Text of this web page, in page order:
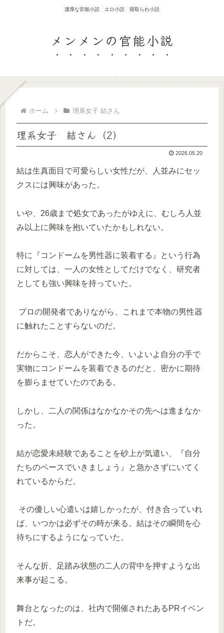
濃厚な官能小説 エロ小説 寝取られ小説
メンメンの官能小説
ホーム 理系女子 結さん
理系女子 結さん（2）
2026.05.20
結は生真面目で可愛らしい女性だが、人並みにセッ
クスには興味があった。
いや、26歳まで処女であったがゆえに、むしろ人並
み以上に興味を抱いていたかもしれない。
特に『コンドームを男性器に装着する』という行為
に対しては、一人の女性としてだけでなく、研究者
としても強い興味を持っていた。
プロの開発者でありながら、これまで本物の男性器
に触れたことすらないのだ。
だからこそ、恋人ができた今、いよいよ自分の手で
実物にコンドームを装着できるのだと、密かに期待
を膨らませていたのである。
しかし、二人の関係はなかなかその先へは進まなか
った。
結が恋愛未経験であることを砂上が気遣い、『自分
たちのペースでいきましょう』と急かさずにいてく
れているからだ。
その優しい心遣いは嬉しかったが、付き合っていれ
ば、いつかは必ずその時が来る。結はその瞬間を心
待ちにするようになっていた。
そんな折、足踏み状態の二人の背中を押すような出
来事が起こる。
舞台となったのは、社内で開催されたあるPRイベン
トだ。